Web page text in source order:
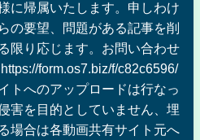
に帰属いたします。申しわけ
の要望、問題がある記事を削
限り応じます。お問い合わせ
form.os7.biz/f/c82c6596/
トへのアップロードは行なっ
害を目的としていません、埋
場合は各動画共有サイト元へ